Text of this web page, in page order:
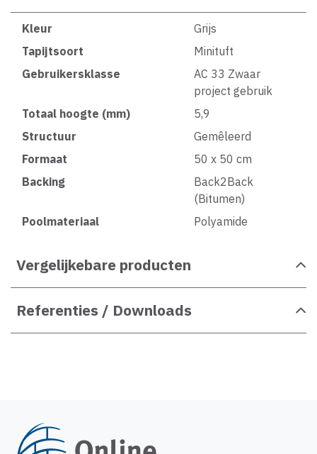
Kleur
Grijs
Tapijtsoort
Minituft
Gebruikersklasse
AC 33 Zwaar
project gebruik
Totaal hoogte (mm)
5,9
Structuur
Gemêleerd
Formaat
50 x 50 cm
Backing
Back2Back
(Bitumen)
Poolmateriaal
Polyamide
Vergelijkebare producten
Referenties / Downloads